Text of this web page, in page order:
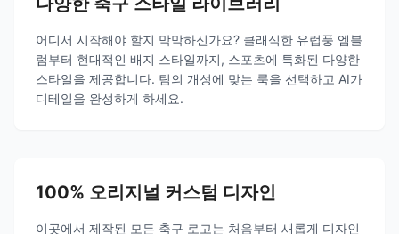
어디서 시작해야 할지 막막하신가요? 클래식한 유럽풍 엠블
럼부터 현대적인 배지 스타일까지, 스포츠에 특화된 다양한
스타일을 제공합니다. 팀의 개성에 맞는 룩을 선택하고 AI가
디테일을 완성하게 하세요.
100% 오리지널 커스텀 디자인
이곳에서 제작된 모든 축구 로고는 처음부터 새롭게 디자인